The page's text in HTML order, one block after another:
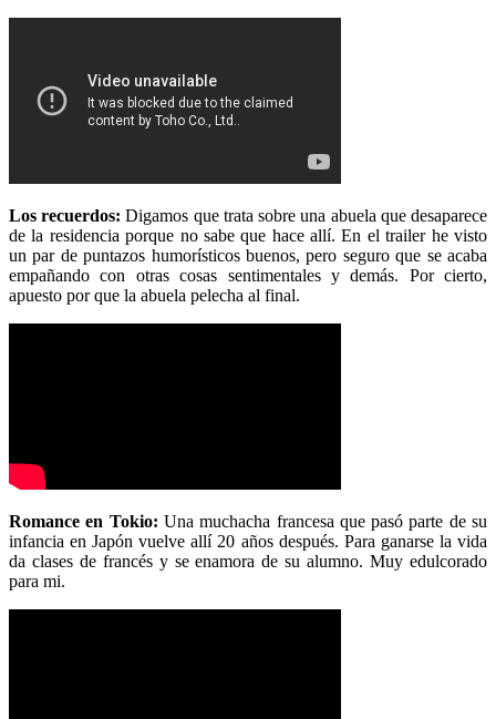
Los recuerdos: Digamos que trata sobre una abuela que desaparece
de la residencia porque no sabe que hace allí. En el trailer he visto
un par de puntazos humorísticos buenos, pero seguro que se acaba
empañando con otras cosas sentimentales y demás. Por cierto,
apuesto por que la abuela pelecha al final.
Romance en Tokio: Una muchacha francesa que pasó parte de su
infancia en Japón vuelve allí 20 años después. Para ganarse la vida
da clases de francés y se enamora de su alumno. Muy edulcorado
para mi.